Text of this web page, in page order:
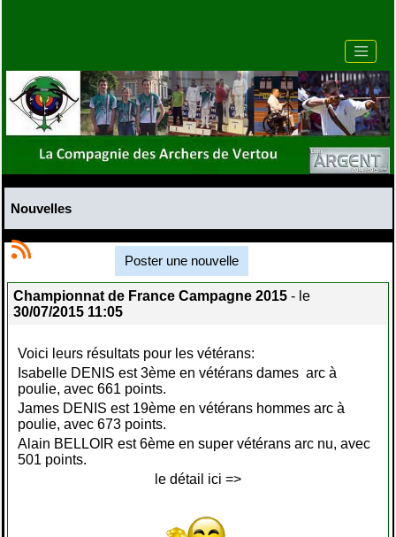
Nouvelles
Poster une nouvelle
Championnat de France Campagne 2015 - le
30/07/2015 11:05
Voici leurs résultats pour les vétérans:
Isabelle DENIS est 3ème en vétérans dames arc à
poulie, avec 661 points.
James DENIS est 19ème en vétérans hommes arc à
poulie, avec 673 points.
Alain BELLOIR est 6ème en super vétérans arc nu, avec
501 points.
le détail ici =>